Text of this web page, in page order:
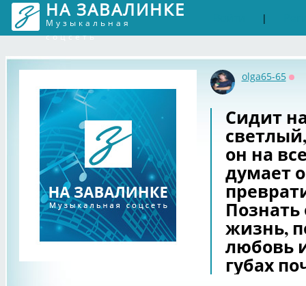
НА ЗАВАЛИНКЕ
Музыкальная
соцсеть
|
olga65-65
Сидит
он на
думает
Познать
жизнь,
любовь
губах